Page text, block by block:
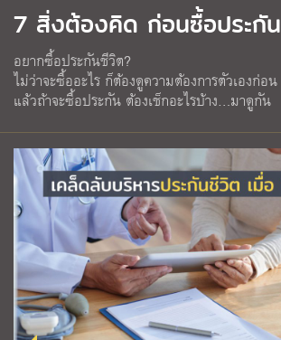
7 สิ่งต้องคิด ก่อนซื้อประกัน
อยากซื้อประกันชีวิต?
ไม่ว่าจะซื้ออะไร ก็ต้องดูความต้องการตัวเองก่อน
แล้วถ้าจะซื้อประกัน ต้องเช็กอะไรบ้าง…มาดูกัน